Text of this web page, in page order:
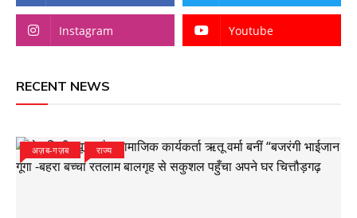
Instagram Youtube
RECENT NEWS
अज़ब-गज़ब राज्य